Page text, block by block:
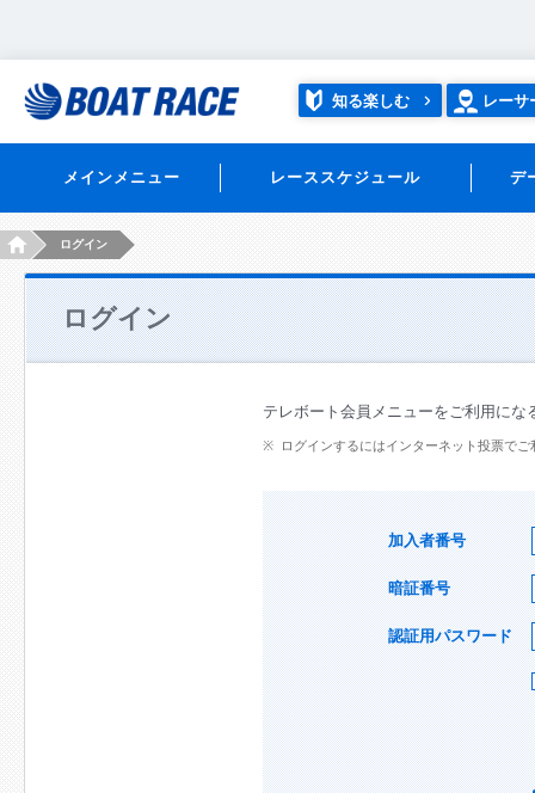
知る楽しむ レーサ
メインメニュー レーススケジュール デ
HOMEログイン
ログイン
テレボート会員メニューをご利用にな
ログインするにはインターネット投票で
加入者番号
暗証番号
認証用パスワード